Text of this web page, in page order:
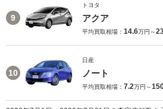
9
トヨタ
アクア
平均買取相場： 14.6万円～
10
日産
ノート
平均買取相場： 7.2万円～